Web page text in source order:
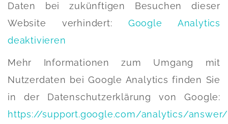
Daten bei zukünftigen Besuchen dieser
Website verhindert: Google Analytics
deaktivieren
Mehr Informationen zum Umgang mit
Nutzerdaten bei Google Analytics finden Sie
in der Datenschutzerklärung von Google:
https://support.google.com/analytics/answer/